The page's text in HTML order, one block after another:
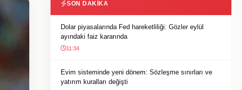
SON DAKIKA
Dolar piyasalarında Fed hareketliliği: Gözler eylül
ayındaki faiz kararında
11:34
Evim sisteminde yeni dönem: Sözleşme sınırları ve
yatırım kuralları değişti